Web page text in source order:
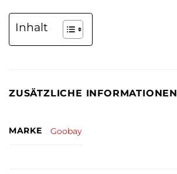
Inhalt
ZUSÄTZLICHE INFORMATIONEN
MARKE Goobay